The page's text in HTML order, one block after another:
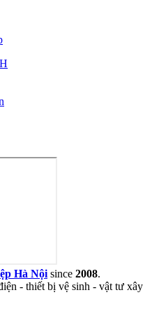
Hà Nội since 2008.
- thiết bị vệ sinh - vật tư xây